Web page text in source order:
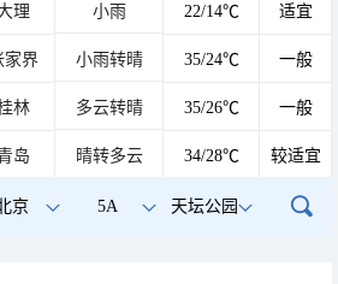
理 小雨 22/14℃ 适宜
家界 小雨转晴 35/24℃ 一般
林 多云转晴 35/26℃ 一般
岛 晴转多云 34/28℃ 较适宜
京 5A 天坛公园